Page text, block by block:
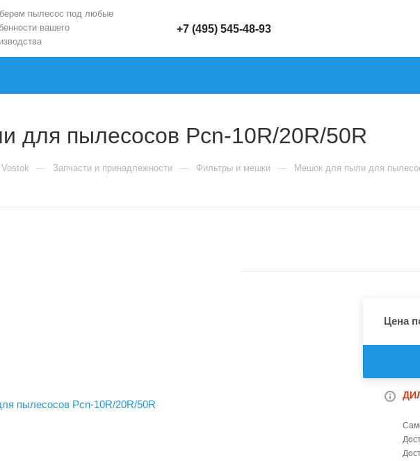
пылесос под любые
вашего
+7 (495) 545-48-93
для пылесосов Pcn-10R/20R/50R
— Запчасти и принадлежности — Фильтры и мешки — Мешок для пыли для
Цена